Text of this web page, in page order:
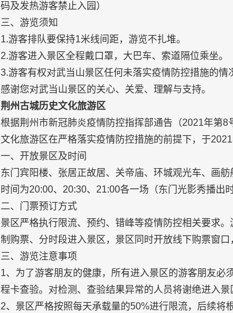
码及发热游客禁止入园）
三、游览须知
1.游客排队要保持1米线间距，游览不扎堆。
2.游客进入景区全程戴口罩，大巴车、索道隔位乘坐。
3.游客有权对武当山景区任何未落实疫情防控措施的
感谢您对武当山景区的关心、关爱、理解与支持。
荆州古城历史文化旅游区
根据荆州市新冠肺炎疫情防控指挥部通告（2021年第
文化旅游区在严格落实疫情防控措施的前提下，于
一、开放景区及时间
东门宾阳楼、张居正故居、关帝庙、环城观光车、画
时间为20:00、20:30、21:00各一场（东门光影秀播出
二、门票预订方式
景区严格执行限流、预约、错峰等疫情防控相关要求
制购票、分时段进入景区，景区同时开放线下购票窗口
三、游览注意事项
1、为了游客朋友的健康，所有进入景区的游客朋友
程卡查验。对检测、查验结果异常的人员将谢绝进入景
2、景区严格按照每天承载量的50%进行限流，后续将